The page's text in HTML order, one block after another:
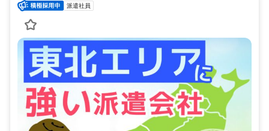
派遣社員